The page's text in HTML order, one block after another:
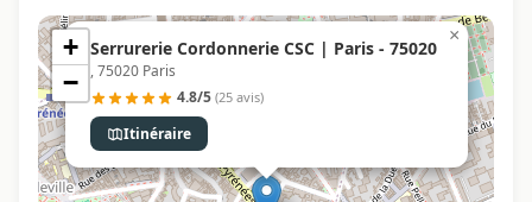
Serrurerie Cordonnerie CSC | Paris - 75020
, 75020 Paris
4.8/5 (25 avis)
Itinéraire
×
+
−